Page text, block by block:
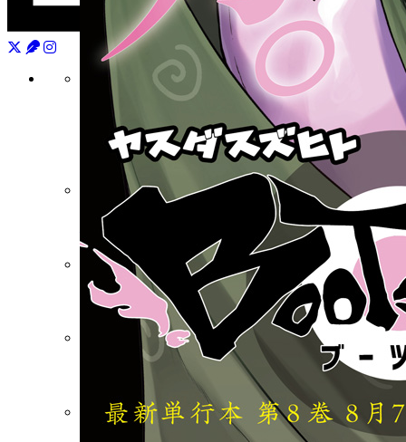
月刊少年シリウス
連載中作品一覧
バックナンバー
水曜日のシリウス
マガポケ
コミックDAYS